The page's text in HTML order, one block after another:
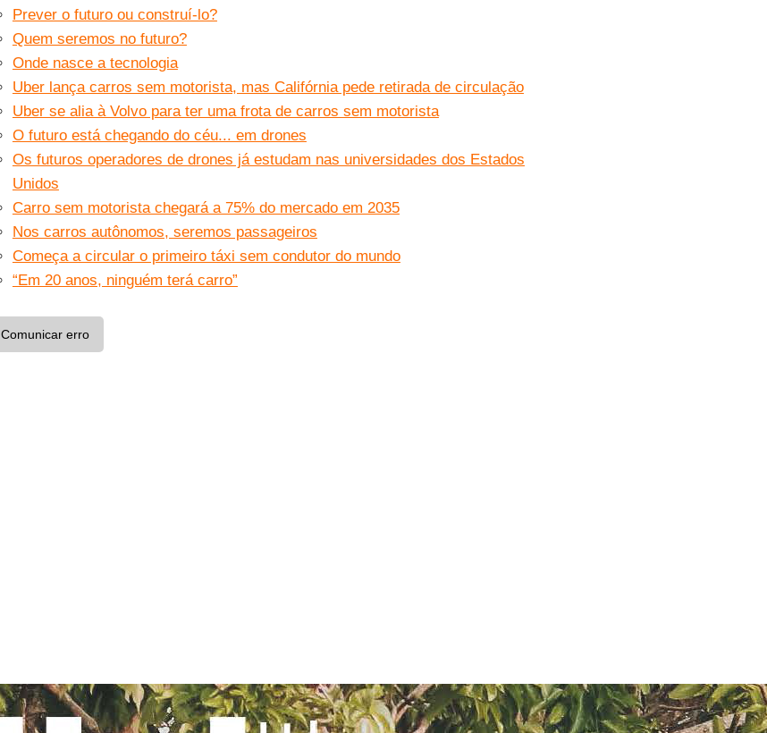
Prever o futuro ou construí-lo?
Quem seremos no futuro?
Onde nasce a tecnologia
Uber lança carros sem motorista, mas Califórnia pede retirada de circulação
Uber se alia à Volvo para ter uma frota de carros sem motorista
O futuro está chegando do céu... em drones
Os futuros operadores de drones já estudam nas universidades dos Estados
Unidos
Carro sem motorista chegará a 75% do mercado em 2035
Nos carros autônomos, seremos passageiros
Começa a circular o primeiro táxi sem condutor do mundo
“Em 20 anos, ninguém terá carro”
Comunicar erro